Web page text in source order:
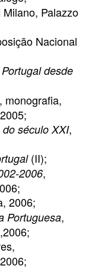
Milano, Palazzo
Nacional
desde
monografia,
século XXI,
(II);
2006,
2006;
Portuguesa,